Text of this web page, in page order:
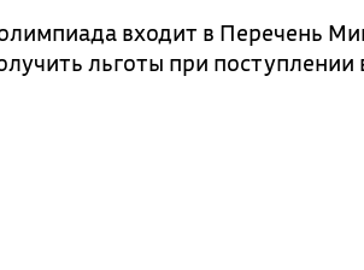
входит в Перечень
льготы при поступлении